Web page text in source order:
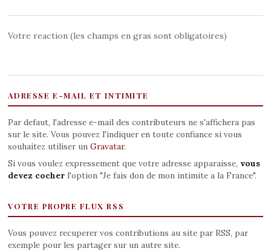
Votre reaction (les champs en gras sont obligatoires)
ADRESSE E-MAIL ET INTIMITE
Par defaut, l'adresse e-mail des contributeurs ne s'affichera pas
sur le site. Vous pouvez l'indiquer en toute confiance si vous
souhaitez utiliser un Gravatar.
Si vous voulez expressement que votre adresse apparaisse, vous
devez cocherl'option "Je fais don de mon intimite a la France".
VOTRE PROPRE FLUX RSS
Vous pouvez recuperer vos contributions au site par RSS, par
exemple pour les partager sur un autre site.